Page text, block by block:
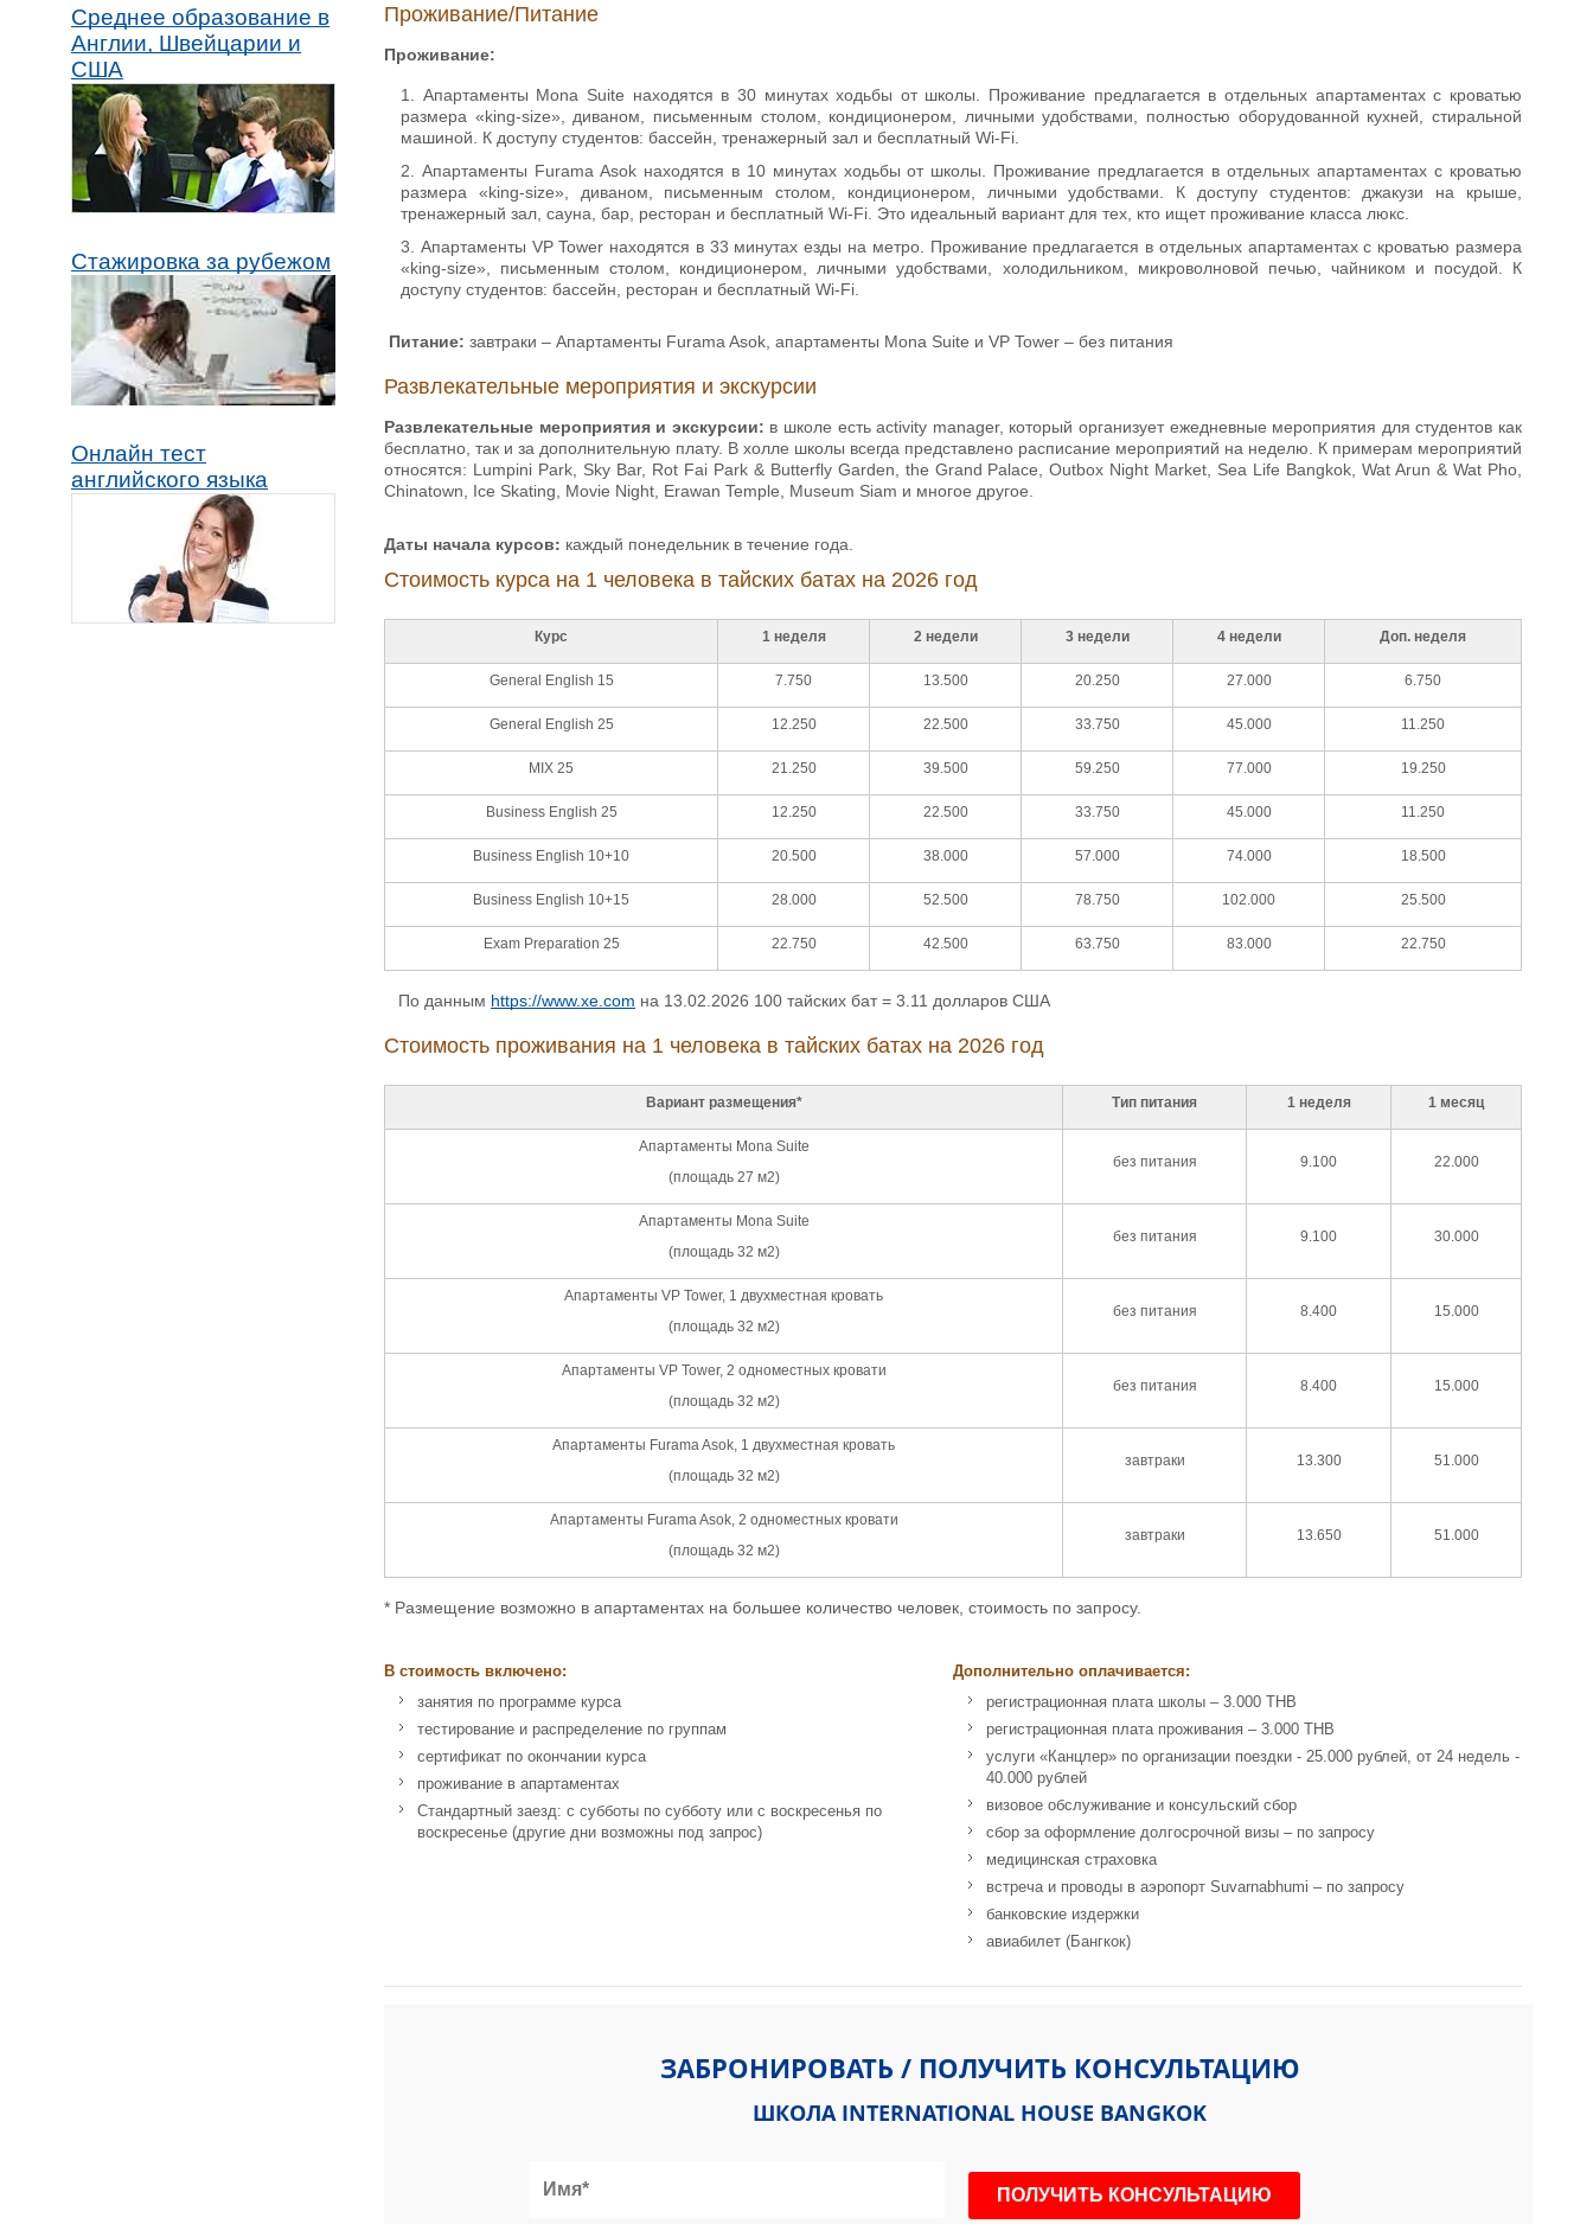
Среднее образование в
Англии, Швейцарии и
США
Стажировка за рубежом
Онлайн тест
английского языка
Проживание/Питание
Проживание:
Апартаменты Mona Suite находятся в 30 минутах ходьбы от школы. Проживание предлагается в отдельных апартаментах с кроватью
размера «king-size», диваном, письменным столом, кондиционером, личными удобствами, полностью оборудованной кухней, стиральной
машиной. К доступу студентов: бассейн, тренажерный зал и бесплатный Wi-Fi.
Апартаменты Furama Asok находятся в 10 минутах ходьбы от школы. Проживание предлагается в отдельных апартаментах с кроватью
размера «king-size», диваном, письменным столом, кондиционером, личными удобствами. К доступу студентов: джакузи на крыше,
тренажерный зал, сауна, бар, ресторан и бесплатный Wi-Fi. Это идеальный вариант для тех, кто ищет проживание класса люкс.
Апартаменты VP Tower находятся в 33 минутах езды на метро. Проживание предлагается в отдельных апартаментах с кроватью размера
«king-size», письменным столом, кондиционером, личными удобствами, холодильником, микроволновой печью, чайником и посудой. К
доступу студентов: бассейн, ресторан и бесплатный Wi-Fi.
Питание: завтраки – Апартаменты Furama Asok, апартаменты Mona Suite и VP Tower – без питания
Развлекательные мероприятия и экскурсии
Развлекательные мероприятия и экскурсии: в школе есть activity manager, который организует ежедневные мероприятия для студентов как
бесплатно, так и за дополнительную плату. В холле школы всегда представлено расписание мероприятий на неделю. К примерам мероприятий
относятся: Lumpini Park, Sky Bar, Rot Fai Park & Butterfly Garden, the Grand Palace, Outbox Night Market, Sea Life Bangkok, Wat Arun & Wat Pho,
Chinatown, Ice Skating, Movie Night, Erawan Temple, Museum Siam и многое другое.
Даты начала курсов: каждый понедельник в течение года.
Стоимость курса на 1 человека в тайских батах на 2026 год
Курс 1 неделя 2 недели 3 недели 4 недели Доп. неделя
General English 15 7.750 13.500 20.250 27.000 6.750
General English 25 12.250 22.500 33.750 45.000 11.250
MIX 25 21.250 39.500 59.250 77.000 19.250
Business English 25 12.250 22.500 33.750 45.000 11.250
Business English 10+10 20.500 38.000 57.000 74.000 18.500
Business English 10+15 28.000 52.500 78.750 102.000 25.500
Exam Preparation 25 22.750 42.500 63.750 83.000 22.750
По данным https://www.xe.com на 13.02.2026 100 тайских бат = 3.11 долларов США
Стоимость проживания на 1 человека в тайских батах на 2026 год
Вариант размещения* Тип питания 1 неделя 1 месяц
Апартаменты Mona Suite
(площадь 27 м2)
без питания 9.100 22.000
Апартаменты Mona Suite
(площадь 32 м2)
без питания 9.100 30.000
Апартаменты VP Tower, 1 двухместная кровать
(площадь 32 м2)
без питания 8.400 15.000
Апартаменты VP Tower, 2 одноместных кровати
(площадь 32 м2)
без питания 8.400 15.000
Апартаменты Furama Asok, 1 двухместная кровать
(площадь 32 м2)
завтраки 13.300 51.000
Апартаменты Furama Asok, 2 одноместных кровати
(площадь 32 м2)
завтраки 13.650 51.000
* Размещение возможно в апартаментах на большее количество человек, стоимость по запросу.
В стоимость включено:
занятия по программе курса
тестирование и распределение по группам
сертификат по окончании курса
проживание в апартаментах
Стандартный заезд: с субботы по субботу или с воскресенья по
воскресенье (другие дни возможны под запрос)
Дополнительно оплачивается:
регистрационная плата школы – 3.000 THB
регистрационная плата проживания – 3.000 THB
услуги «Канцлер» по организации поездки - 25.000 рублей, от 24 недель -
40.000 рублей
визовое обслуживание и консульский сбор
сбор за оформление долгосрочной визы – по запросу
медицинская страховка
встреча и проводы в аэропорт Suvarnabhumi – по запросу
банковские издержки
авиабилет (Бангкок)
ЗАБРОНИРОВАТЬ / ПОЛУЧИТЬ КОНСУЛЬТАЦИЮ
ШКОЛА INTERNATIONAL HOUSE BANGKOK